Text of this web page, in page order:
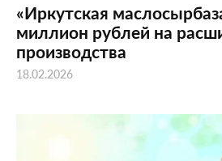
«Иркутская
миллион рублей на
производства
18.02.2026